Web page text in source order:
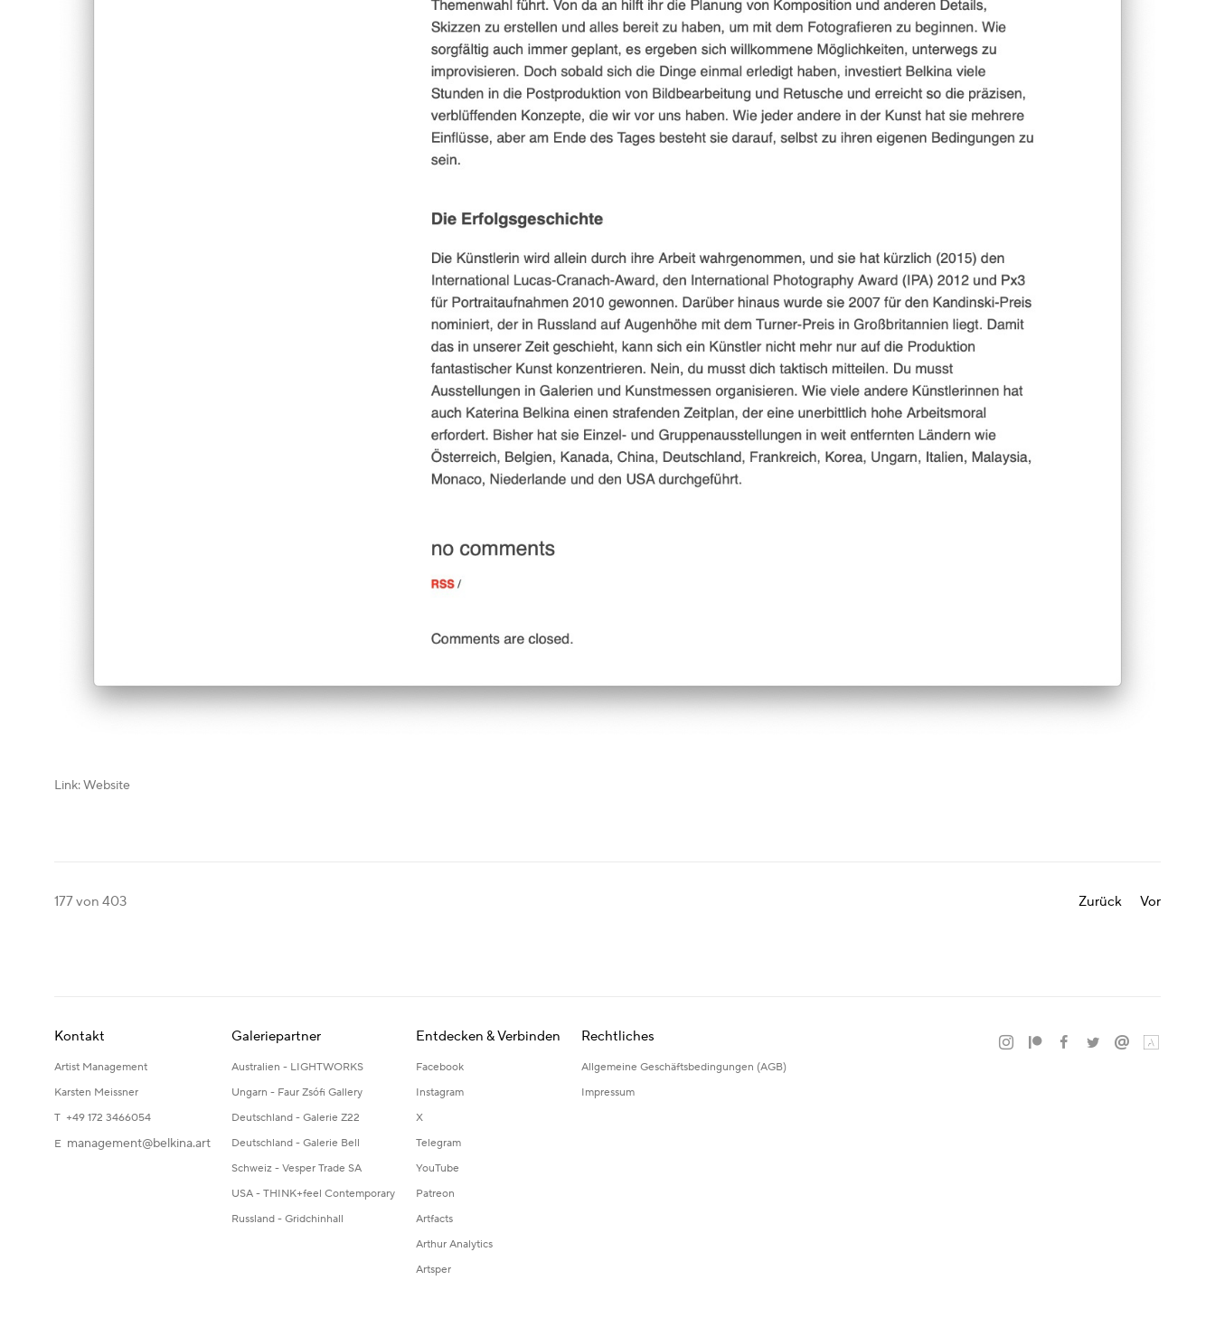
Link: Website
Zurück Vor
177von 403
Kontakt
Artist Management
Karsten Meissner
T +49 172 3466054
E management@belkina.art
Galeriepartner
Australien - LIGHTWORKS
Ungarn - Faur Zsófi Gallery
Deutschland - Galerie Z22
Deutschland - Galerie Bell
Schweiz - Vesper Trade SA
USA - THINK+feel Contemporary
Russland - Gridchinhall
Entdecken & Verbinden
Facebook
Instagram
X
Telegram
YouTube
Patreon
Artfacts
Arthur Analytics
Artsper
Rechtliches
Allgemeine Geschäftsbedingungen (AGB)
Impressum